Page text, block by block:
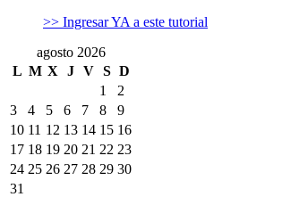
>> Ingresar YA a este tutorial
agosto 2026
L M X J V S D
1
2
3
4 5 6 7 8
9
10 11 12 13 14 15 16
17 18 19 20 21 22 23
24 25 26 27 28 29 30
31